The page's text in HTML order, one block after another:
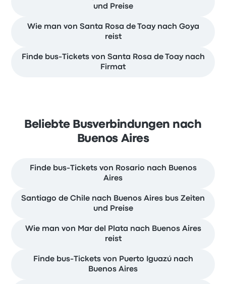
und Preise
Wie man von Santa Rosa de Toay nach Goya
reist
Finde bus-Tickets von Santa Rosa de Toay nach
Firmat
Beliebte Busverbindungen nach
Buenos Aires
Finde bus-Tickets von Rosario nach Buenos
Aires
Santiago de Chile nach Buenos Aires bus Zeiten
und Preise
Wie man von Mar del Plata nach Buenos Aires
reist
Finde bus-Tickets von Puerto Iguazú nach
Buenos Aires